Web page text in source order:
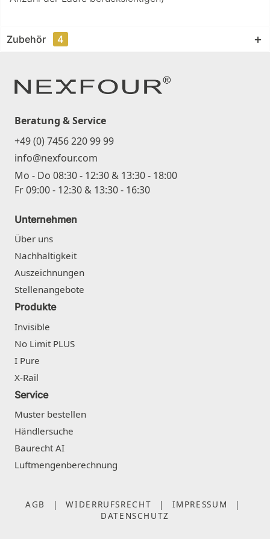
Zubehör 4
Beratung & Service
+49 (0) 7456 220 99 99
info@nexfour.com
Mo - Do 08:30 - 12:30 & 13:30 - 18:00
Fr 09:00 - 12:30 & 13:30 - 16:30
Unternehmen
Über uns
Nachhaltigkeit
Auszeichnungen
Stellenangebote
Produkte
Invisible
No Limit PLUS
I Pure
X-Rail
Service
Muster bestellen
Händlersuche
Baurecht AI
Luftmengenberechnung
AGB | WIDERRUFSRECHT | IMPRESSUM
|
DATENSCHUTZ